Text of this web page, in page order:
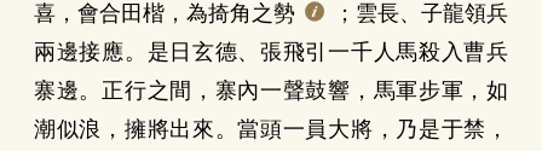
喜，會合田楷，為掎角之勢
；雲長、子龍領兵
兩邊接應。是日玄德、張飛引一千人馬殺入曹兵
寨邊。正行之間，寨內一聲鼓響，馬軍步軍，如
潮似浪，擁將出來。當頭一員大將，乃是于禁，